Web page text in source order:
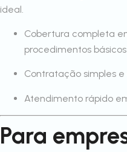
ideal.
Cobertura completa
procedimentos básicos
Contratação simples e
Atendimento rápido
Para